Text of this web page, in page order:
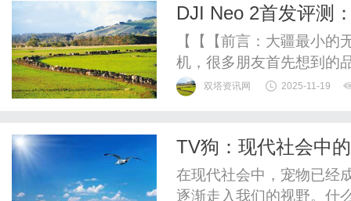
都能在这里找到合适的内
DJI Neo 2首发评测
【【【前言：大疆最小
机，很多朋友首先想到的
代表性的无人机品牌，大
机，也早就成为了不少朋
双塔资讯网 2025-11-19
TV狗：现代社会中
在现代社会中，宠物已经
逐渐走入我们的视野。什